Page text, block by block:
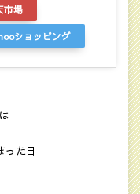
市場
ショッピング
った日